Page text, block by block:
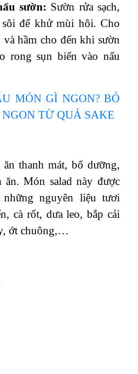
sườn: Sườn rửa sạch,
để khử mùi hôi. Cho
hầm cho đến khi sườn
rong sụn biển vào nấu
MÓN GÌ NGON? BỎ
TỪ QUẢ SAKE
thanh mát, bổ dưỡng,
Món salad này được
nguyên liệu tươi
cà rốt, dưa leo, bắp cải
ớt chuông,…